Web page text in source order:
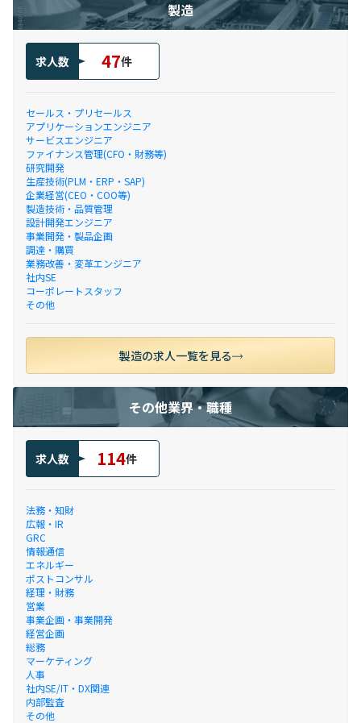
製造
求人数 47件
セールス・プリセールス
アプリケーションエンジニア
サービスエンジニア
ファイナンス管理(CFO・財務等)
研究開発
生産技術(PLM・ERP・SAP)
企業経営(CEO・COO等)
製造技術・品質管理
設計開発エンジニア
事業開発・製品企画
調達・購買
業務改善・変革エンジニア
社内SE
コーポレートスタッフ
その他
製造の求人一覧を見る
その他業界・職種
求人数 114件
法務・知財
広報・IR
GRC
情報通信
エネルギー
ポストコンサル
経理・財務
営業
事業企画・事業開発
経営企画
総務
マーケティング
人事
社内SE/IT・DX関連
内部監査
その他